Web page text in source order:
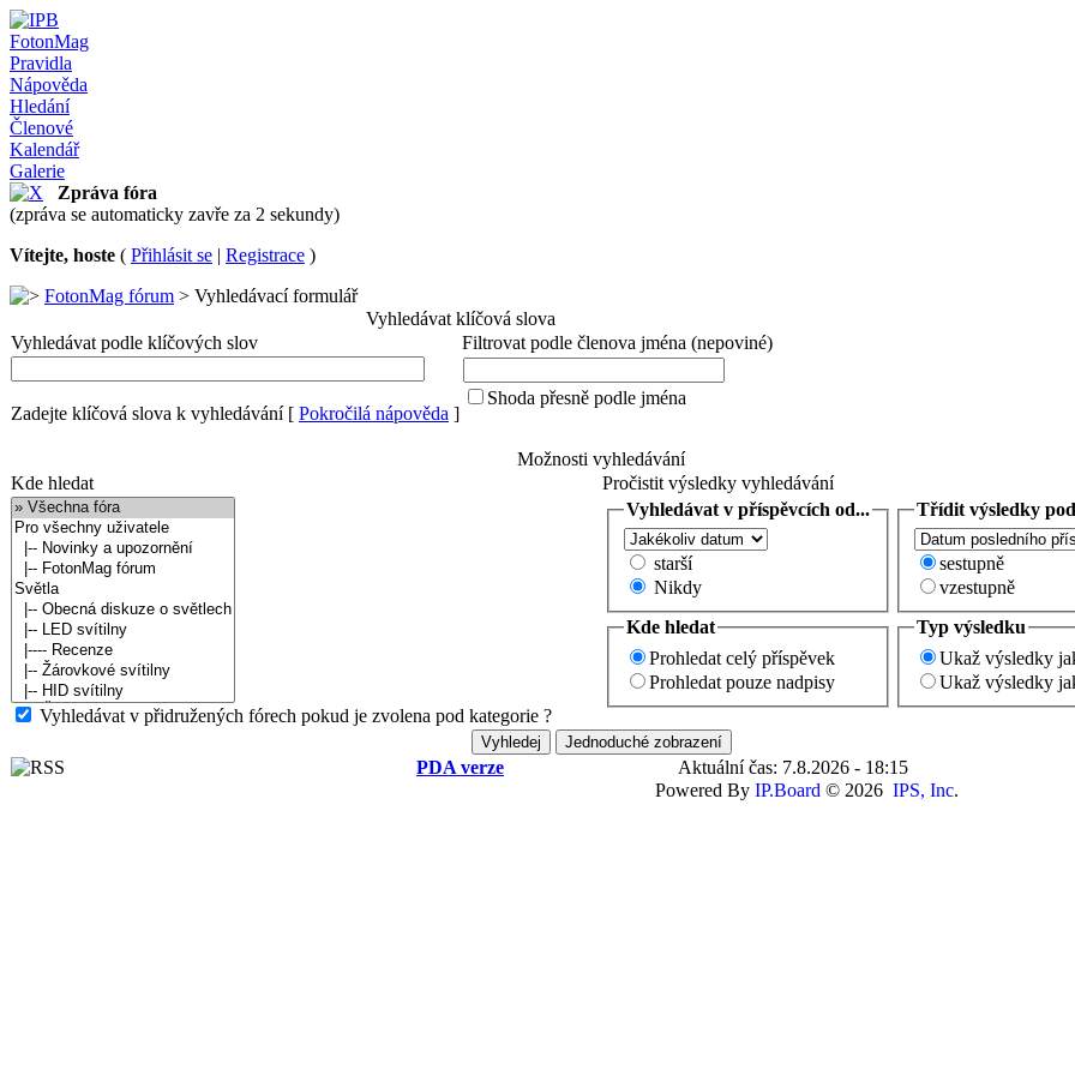
FotonMag
Pravidla
Nápověda
Hledání
Členové
Kalendář
Galerie
Zpráva fóra
(zpráva se automaticky zavře za 2 sekundy)
Vítejte, hoste ( Přihlásit se | Registrace )
FotonMag fórum > Vyhledávací formulář
Vyhledávat klíčová slova
Vyhledávat podle klíčových slov
Filtrovat podle členova jména (nepoviné)
Zadejte klíčová slova k vyhledávání[ Pokročilá nápověda ]
Shoda přesně podle jména
Možnosti vyhledávání
Kde hledat
Pročistit výsledky vyhledávání
Vyhledávat v přidružených fórech pokud je zvolena pod kategorie ?
Vyhledávat v příspěvcích od...
starší
Nikdy
Třídit výsledky
sestupně
vzestupně
Kde hledat
Prohledat celý příspěvek
Prohledat pouze nadpisy
Typ výsledku
Ukaž výsledky
Ukaž výsledky
PDA verze
Aktuální čas: 7.8.2026 - 18:15
Powered By IP.Board © 2026 IPS, Inc.